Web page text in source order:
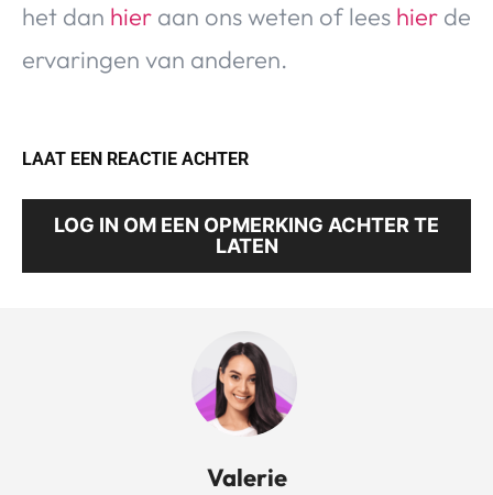
het dan hier aan ons weten of lees hier de
ervaringen van anderen.
LAAT EEN REACTIE ACHTER
LOG IN OM EEN OPMERKING ACHTER TE
LATEN
Valerie